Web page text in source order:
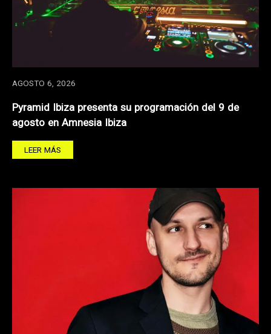
AGOSTO 6, 2026
Pyramid Ibiza presenta su programación del 9 de
agosto en Amnesia Ibiza
LEER MÁS